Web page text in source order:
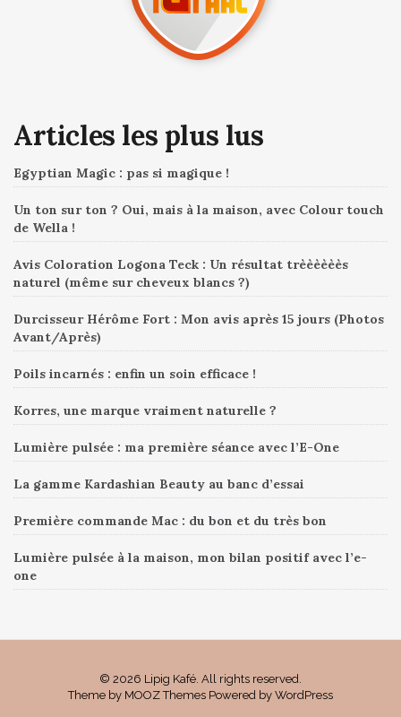
Articles les plus lus
Egyptian Magic : pas si magique !
Un ton sur ton ? Oui, mais à la maison, avec Colour touch
de Wella !
Avis Coloration Logona Teck : Un résultat trèèèèèès
naturel (même sur cheveux blancs ?)
Durcisseur Hérôme Fort : Mon avis après 15 jours (Photos
Avant/Après)
Poils incarnés : enfin un soin efficace !
Korres, une marque vraiment naturelle ?
Lumière pulsée : ma première séance avec l’E-One
La gamme Kardashian Beauty au banc d’essai
Première commande Mac : du bon et du très bon
Lumière pulsée à la maison, mon bilan positif avec l’e-
one
© 2026 Lipig Kafé. All rights reserved.
Theme by MOOZ Themes Powered by WordPress